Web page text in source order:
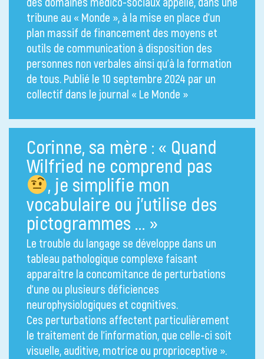
tribune au « Monde », à la mise en place d’un
plan massif de financement des moyens et
outils de communication à disposition des
personnes non verbales ainsi qu’à la formation
de tous. Publié le 10 septembre 2024 par un
collectif dans le journal « Le Monde »
Corinne, sa mère : « Quand
Wilfried ne comprend pas
, je simplifie mon
vocabulaire ou j’utilise des
pictogrammes … »
Le trouble du langage se développe dans un
tableau pathologique complexe faisant
apparaître la concomitance de perturbations
d’une ou plusieurs déficiences
neurophysiologiques et cognitives.
Ces perturbations affectent particulièrement
le traitement de l’information, que celle-ci soit
visuelle, auditive, motrice ou proprioceptive ».